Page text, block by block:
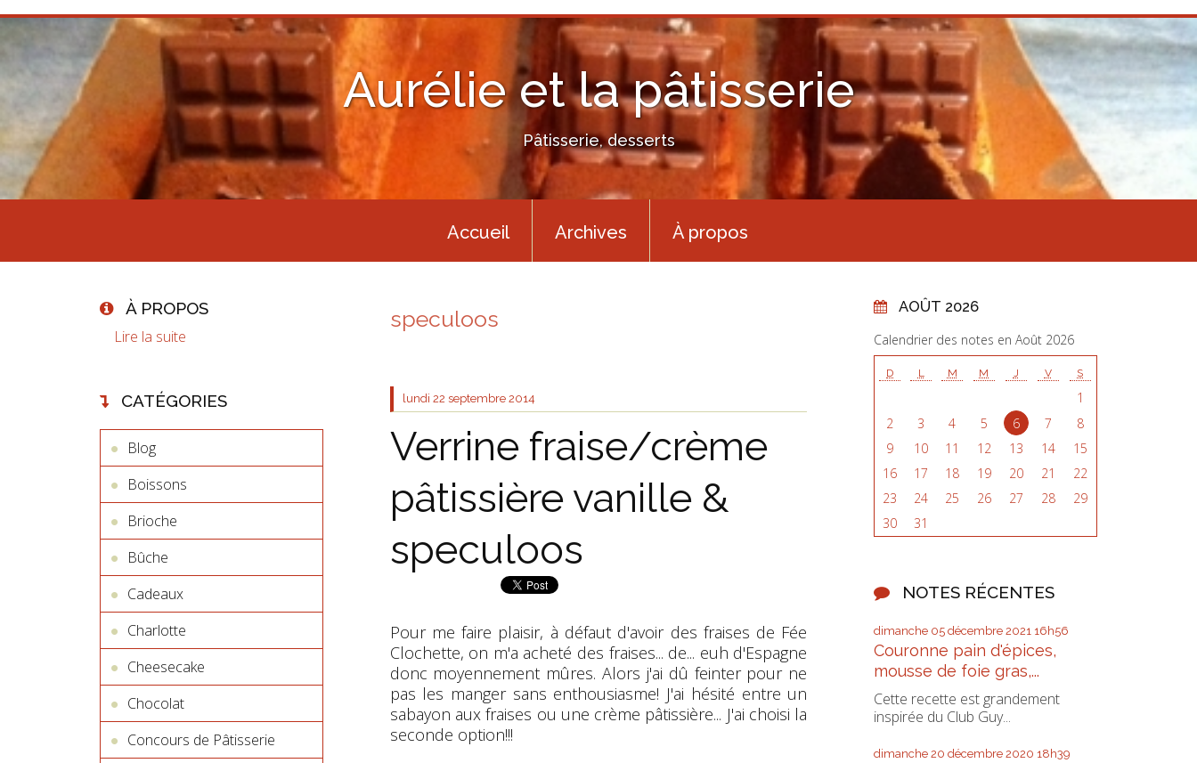
Aurélie et la pâtisserie
Pâtisserie, desserts
Accueil Archives À propos
À PROPOS
Lire la suite
CATÉGORIES
Blog
Boissons
Brioche
Bûche
Cadeaux
Charlotte
Cheesecake
Chocolat
Concours de Pâtisserie
speculoos
lundi 22 septembre 2014
Verrine fraise/crème
pâtissière vanille &
speculoos
Pour me faire plaisir, à défaut d'avoir des fraises de Fée
Clochette, on m'a acheté des fraises... de... euh d'Espagne
donc moyennement mûres. Alors j'ai dû feinter pour ne
pas les manger sans enthousiasme! J'ai hésité entre un
sabayon aux fraises ou une crème pâtissière... J'ai choisi la
seconde option!!!
AOÛT 2026
Calendrier des notes en Août 2026
D L M M J V S
1
2
3 4 5 6 7
8
9
10 11 12 13 14
15
16
17 18 19 20 21
22
23
24 25 26 27 28
29
30
31
NOTES RÉCENTES
dimanche 05 décembre 2021 16h56
Couronne pain d'épices,
mousse de foie gras,...
Cette recette est grandement
inspirée du Club Guy...
dimanche 20 décembre 2020 18h39